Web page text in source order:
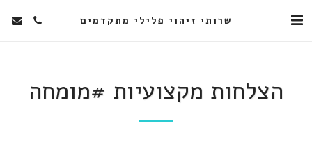
שרותי זיהוי פלילי מתקדמים
הצלחות מקצועיות #מומחה